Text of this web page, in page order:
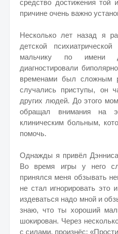
средство достижения
причине очень важно
Несколько лет назад я
детской
мальчику по имени
диагностировали
временами был сложным
случались приступы, он
других людей. До этого
обращал внимания на
клиническим больным,
помочь.
Однажды я привёл
Во время игры у него
принялся меня обзывать
не стал игнорировать это
издеваться надо мной и
знаю, что ты хороший
шокирован. Через
с силами, произнёс: